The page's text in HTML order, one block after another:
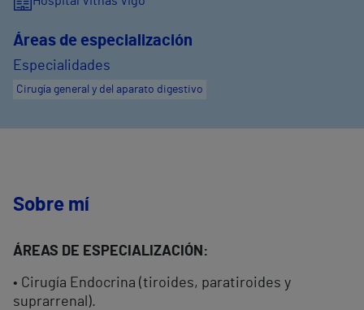
Áreas de especialización
Especialidades
Cirugía general y del aparato digestivo
Sobre mí
ÁREAS DE ESPECIALIZACIÓN:
• Cirugía Endocrina (tiroides, paratiroides y
suprarrenal).